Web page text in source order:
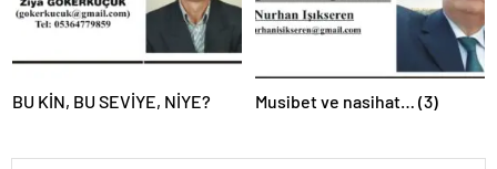
BU KİN, BU SEVİYE, NİYE? Musibet ve nasihat… (3)